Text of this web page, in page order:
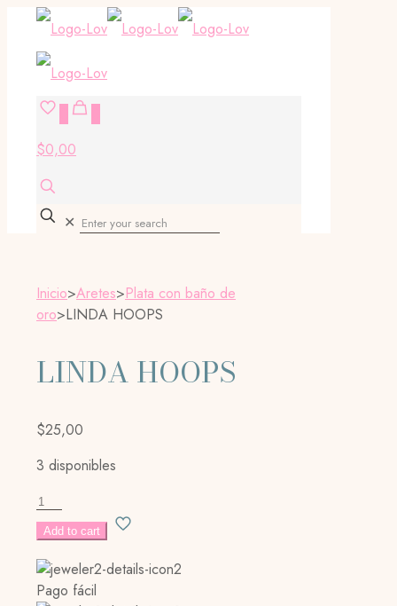
$0,00
✕
Inicio>Aretes>Plata con baño de
oro>LINDA HOOPS
LINDA HOOPS
$25,00
3 disponibles
LINDA
HOOPS
cantidad
Add to cart
Pago fácil